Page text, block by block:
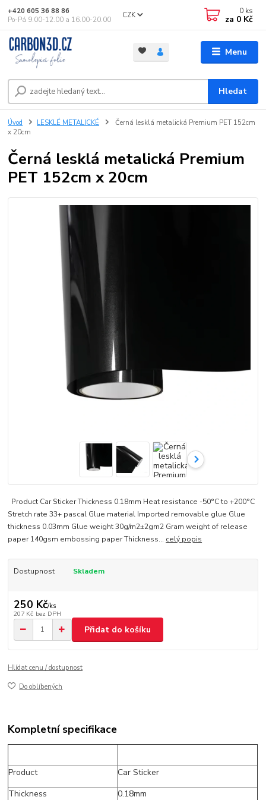
Menu
CZK
Hledat
+420 605 36 88 86
Po-Pá 9.00-12.00 a 16.00-20.00
0 ks
za 0 Kč
Úvod LESKLÉ METALICKÉ
Černá lesklá metalická Premium PET 152cm
x 20cm
Černá lesklá metalická Premium
PET 152cm x 20cm
Product Car Sticker Thickness 0.18mm Heat resistance -50°C to +200°C
Stretch rate 33+ pascal Glue material Imported removable glue Glue
thickness 0.03mm Glue weight 30g/m2±2gm2 Gram weight of release
paper 140gsm embossing paper Thickness... celý popis
Dostupnost Skladem
250 Kč/ks
207 Kč bez DPH
Přidat do košíku
Hlídat cenu / dostupnost
Do oblíbených
Kompletní specifikace
Product
Car Sticker
Thickness
0.18mm